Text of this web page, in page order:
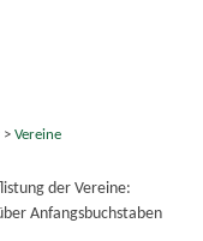
> Vereine
der Vereine:
Anfangsbuchstaben